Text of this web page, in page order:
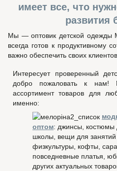
имеет все, что
развития
Мы — оптовик детской одежды
всегда готов к продуктивному
важно обеспечить своих
Интересует проверенный
добро пожаловать к нам!
ассортимент товаров для
именно:
оптом: джинсы, костюмы
школы, вещи для занятий
физкультуры, кофты,
повседневные платья,
других актуальных